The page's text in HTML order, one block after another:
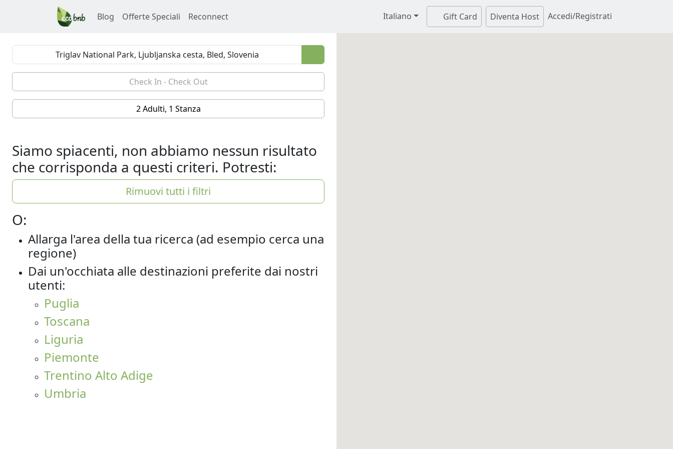
Blog Offerte Speciali Reconnect Italiano Gift Card Diventa Host Accedi/Registrati
2 Adulti, 1 Stanza
Siamo spiacenti, non abbiamo nessun risultato
che corrisponda a questi criteri. Potresti:
Rimuovi tutti i filtri
O:
Allarga l'area della tua ricerca (ad esempio cerca una
regione)
Dai un'occhiata alle destinazioni preferite dai nostri
utenti:
Puglia
Toscana
Liguria
Piemonte
Trentino Alto Adige
Umbria